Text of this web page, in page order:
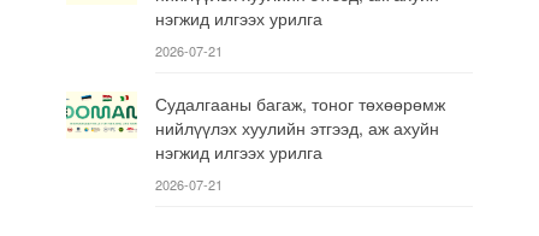
нэгжид илгээх урилга
2026-07-21
Судалгааны багаж, тоног төхөөрөмж
нийлүүлэх хуулийн этгээд, аж ахуйн
нэгжид илгээх урилга
2026-07-21